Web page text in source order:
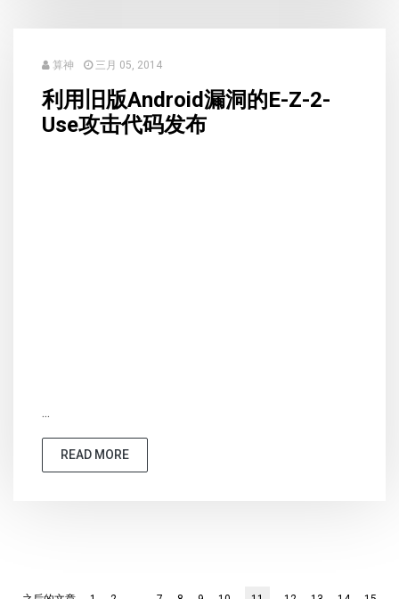
算神 三月 05, 2014
利用旧版Android漏洞的E-Z-2-
Use攻击代码发布
...
READ MORE